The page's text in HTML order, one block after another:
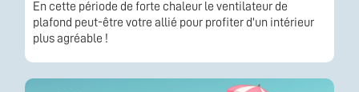
En cette période de forte chaleur le ventilateur de
plafond peut-être votre allié pour profiter d'un intérieur
plus agréable !